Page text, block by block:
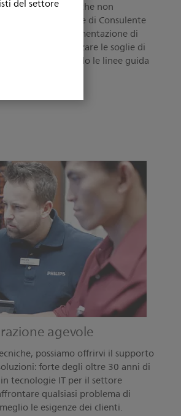
del settore
frequenti allarmi che non
la funzione di Consulente
per l'implementazione di
o per personalizzare le soglie di
paziente (secondo le linee guida
agevole
possiamo offrirvi il supporto
forte degli oltre 30 anni di
tecnologie IT per il settore
qualsiasi problema di
le esigenze dei clienti.